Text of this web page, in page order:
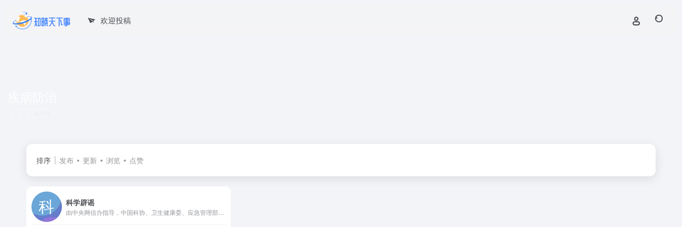
欢迎投稿
排序 发布 更新 浏览 点赞
科学辟谣